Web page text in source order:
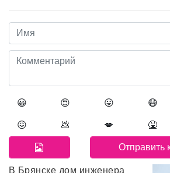
😀 😍 😛 😷
😖 💩 💋 🤮
В Брянске дом инженера